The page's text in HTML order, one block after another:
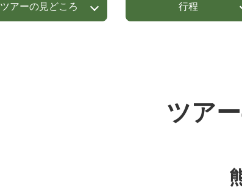
ツアーの見どころ 行程
ツア